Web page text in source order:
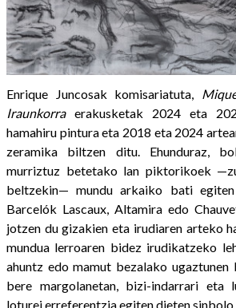
Enrique Juncosak komisariatuta,
Iraunkorraerakusketak 2024 eta
hamahiru pintura eta 2018 eta 2024
zeramika biltzen ditu. Ehunduraz,
murriztuz betetako lan piktorikoek
beltzekin— mundu arkaiko bati
Barcelók Lascaux, Altamira edo
jotzen du gizakien eta irudiaren arteko
mundua lerroaren bidez irudikatzeko
ahuntz edo mamut bezalako
bere margolanetan, bizi-indarrari eta
loturei erreferentzia egiten dieten sinbolo